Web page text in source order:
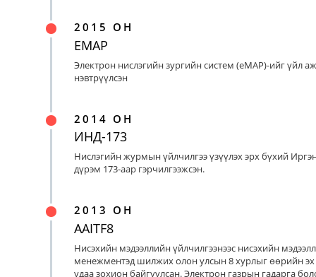
2015 ОН
EMAP
Электрон нислэгийн зургийн систем (eMAP)-ийг үйл
нэвтрүүлсэн
2014 ОН
ИНД-173
Нислэгийн журмын үйлчилгээ үзүүлэх эрх бүхий
дүрэм 173-аар гэрчилгээжсэн.
2013 ОН
AAITF8
Нисэхийн мэдээллийн үйлчилгээнээс нисэхийн
менежментэд шилжих олон улсын 8 хурлыг өөрийн
удаа зохион байгуулсан. Электрон газрын гадарга